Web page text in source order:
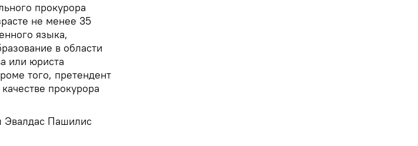
прокурора
не менее 35
языка,
в области
или юриста
того, претендент
прокурора
Эвалдас Пашилис